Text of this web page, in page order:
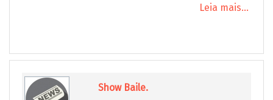
Leia mais...
Show Baile.